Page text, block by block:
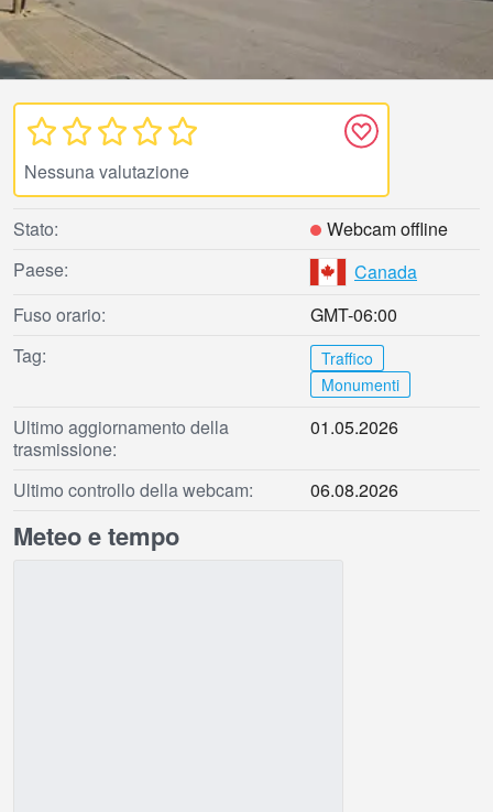
Nessuna valutazione
Stato:
Webcam offline
Paese:
Canada
Fuso orario:
GMT-06:00
Tag:
Traffico
Monumenti
Ultimo aggiornamento della
trasmissione:
01.05.2026
Ultimo controllo della webcam: 06.08.2026
Meteo e tempo